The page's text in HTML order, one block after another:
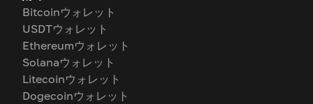
Bitcoinウォレット
USDTウォレット
Ethereumウォレット
Solanaウォレット
Litecoinウォレット
Dogecoinウォレット